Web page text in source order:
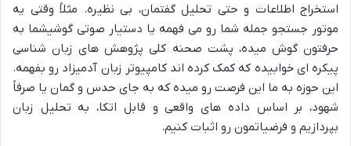
استخراج اطلاعات و حتی تحلیل گفتمان، بی نظیره. مثلاً وقتی یه
موتور جستجو جمله شما رو می فهمه یا دستیار صوتی گوشیشما به
حرفتون گوش میده، پشت صحنه کلی پژوهش های زبان شناسی
پیکره ای خوابیده که کمک کرده اند کامپیوتر زبان آدمیزاد رو بفهمه.
این حوزه به ما این فرصت رو میده که به جای حدس و گمان یا صرفاً
شهود، بر اساس داده های واقعی و قابل اتکا، به تحلیل زبان
بپردازیم و فرضیاتمون رو اثبات کنیم.